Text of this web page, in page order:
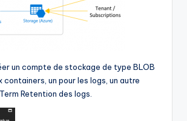
un compte de stockage de type BLOB
containers, un pour les logs, un autre
Retention des logs.